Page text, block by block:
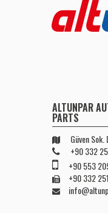
ALTUNPAR
PARTS
Güven Sok.
+90 332
+90 553
+90 332